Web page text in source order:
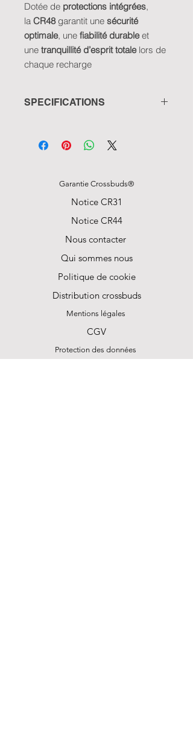
Dotée de protections intégrées,
la CR48garantit une sécurité
optimale, une fiabilité durableet
une tranquillité d’esprit totalelors de
chaque recharge
SPECIFICATIONS
magnétique sans fil
Capacité batterie : 10 000 mAh
Sortie sans fil : Charge magnétique
jusqu’à 15 W
de charge magnétique
Interface d’entrée : USB-C
charge sans fil magnétique
Matériaux : ABS
Poids : Environ 190 g
surdécharge, court-circuit, basse
appareils compatibles Qi
Garantie Crossbuds®
Notice CR31
Notice CR44
Nous contacter
Qui sommes nous
Politique de cookie
Distribution crossbuds
Mentions légales
CGV
Protection des données